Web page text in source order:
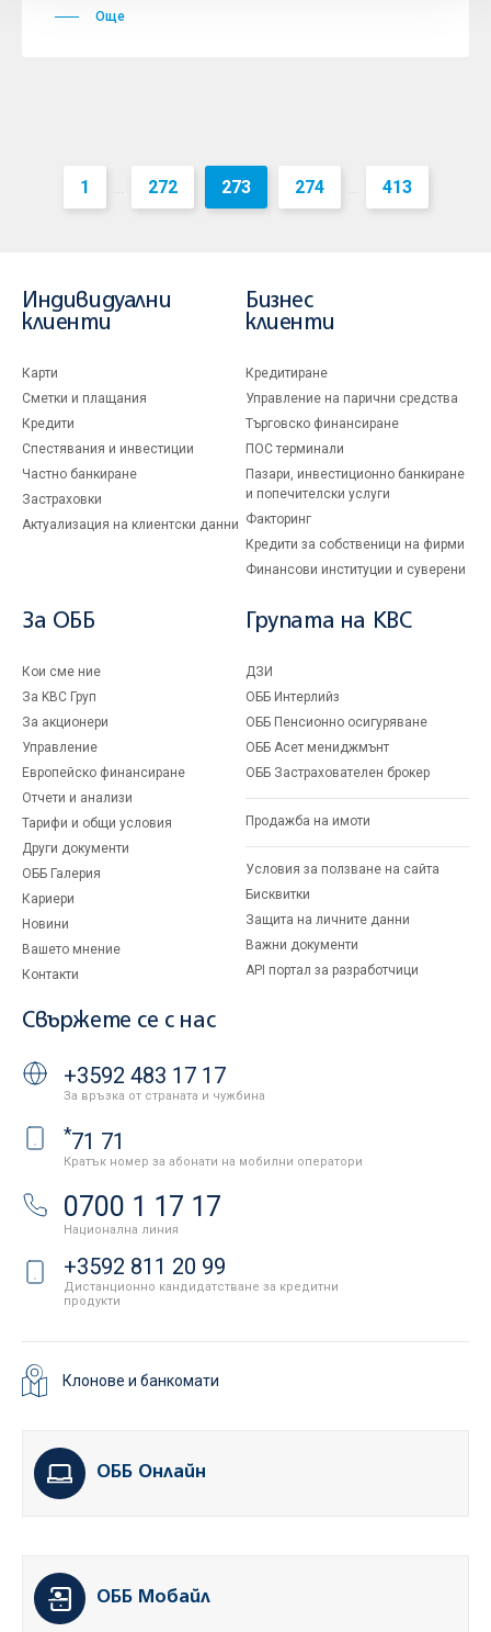
Още
1 ... 272 273 274 ... 413
Индивидуални
клиенти
Карти
Сметки и плащания
Кредити
Спестявания и инвестиции
Частно банкиране
Застраховки
Актуализация на клиентски данни
Бизнес
клиенти
Кредитиране
Управление на парични средства
Търговско финансиране
ПОС терминали
Пазари, инвестиционно банкиране
и попечителски услуги
Факторинг
Кредити за собственици на фирми
Финансови институции и суверени
За ОББ
Кои сме ние
За KBC Груп
За акционери
Управление
Европейско финансиране
Отчети и анализи
Тарифи и общи условия
Други документи
ОББ Галерия
Кариери
Новини
Вашето мнение
Контакти
Групата на KBC
ДЗИ
ОББ Интерлийз
ОББ Пенсионно осигуряване
ОББ Асет мениджмънт
ОББ Застрахователен брокер
Продажба на имоти
Условия за ползване на сайта
Бисквитки
Защита на личните данни
Важни документи
API портал за разработчици
Свържете се с нас
+3592 483 17 17
За връзка от страната и чужбина
*71 71
Кратък номер за абонати на мобилни оператори
0700 1 17 17
Национална линия
+3592 811 20 99
Дистанционно кандидатстване за кредитни
продукти
Клонове и банкомати
ОББ Онлайн
ОББ Мобайл